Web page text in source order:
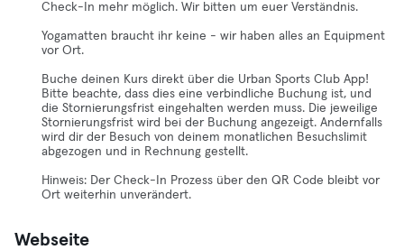
Check-In mehr möglich. Wir bitten um euer Verständnis.
Yogamatten braucht ihr keine - wir haben alles an Equipment
vor Ort.
Buche deinen Kurs direkt über die Urban Sports Club App!
Bitte beachte, dass dies eine verbindliche Buchung ist, und
die Stornierungsfrist eingehalten werden muss. Die jeweilige
Stornierungsfrist wird bei der Buchung angezeigt. Andernfalls
wird dir der Besuch von deinem monatlichen Besuchslimit
abgezogen und in Rechnung gestellt.
Hinweis: Der Check-In Prozess über den QR Code bleibt vor
Ort weiterhin unverändert.
Webseite